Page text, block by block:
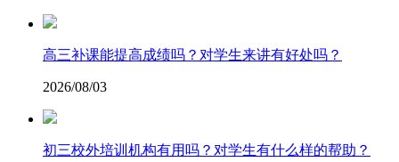
高三补课能提高成绩吗？对学生来讲有好处吗？
2026/08/03
初三校外培训机构有用吗？对学生有什么样的帮助？